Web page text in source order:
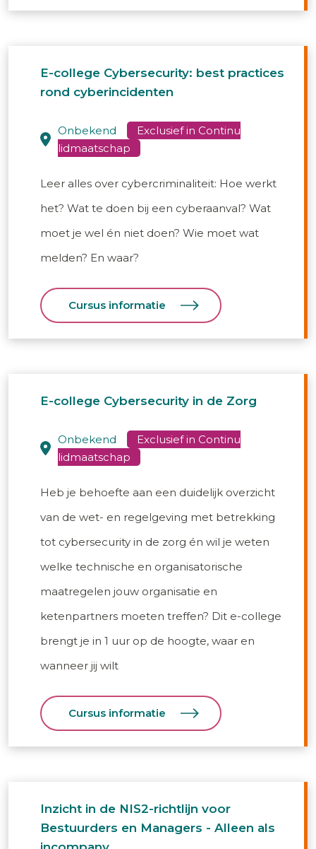
E-college Cybersecurity: best practices
rond cyberincidenten
onbekend
Leer alles over cybercriminaliteit: Hoe werkt
het? Wat te doen bij een cyberaanval? Wat
moet je wel én niet doen? Wie moet wat
melden? En waar?
Cursus informatie
E-college Cybersecurity in de Zorg
onbekend
Heb je behoefte aan een duidelijk overzicht
van de wet- en regelgeving met betrekking
tot cybersecurity in de zorg én wil je weten
welke technische en organisatorische
maatregelen jouw organisatie en
ketenpartners moeten treffen? Dit e-college
brengt je in 1 uur op de hoogte, waar en
wanneer jij wilt
Cursus informatie
Inzicht in de NIS2-richtlijn voor
Bestuurders en Managers - Alleen als